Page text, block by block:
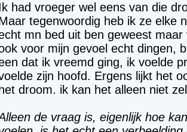
had vroeger wel eens van die
tegenwoordig heb ik ze elke
mn bed uit ben geweest
voor mijn gevoel echt dingen,
dat ik vreemd ging, ik voelde
zijn hoofd. Ergens lijkt het
het droom. ik kan het alleen niet
de vraag is, eigenlijk hoe